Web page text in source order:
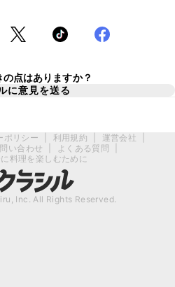
点はありますか？
に意見を送る
ポリシー 利用規約 運営会社
い合わせ
よくある質問
料理を楽しむために
Inc. All Rights Reserved.